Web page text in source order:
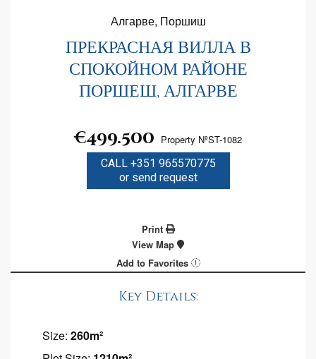
Алгарве, Поршиш
ПРЕКРАСНАЯ ВИЛЛА В
СПОКОЙНОМ РАЙОНЕ
ПОРШЕШ, АЛГАРВЕ
€499.500 Property NºST-1082
CALL +351 965570775
or send request
Print
View Map
Add to Favorites
Key Details:
Size: 260m²